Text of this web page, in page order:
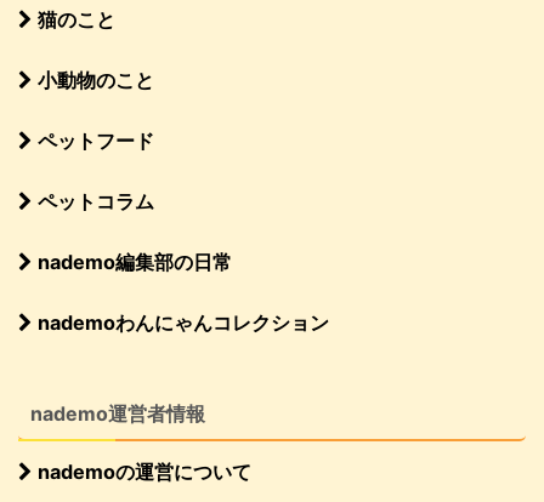
猫のこと
小動物のこと
ペットフード
ペットコラム
nademo編集部の日常
nademoわんにゃんコレクション
nademo運営者情報
nademoの運営について